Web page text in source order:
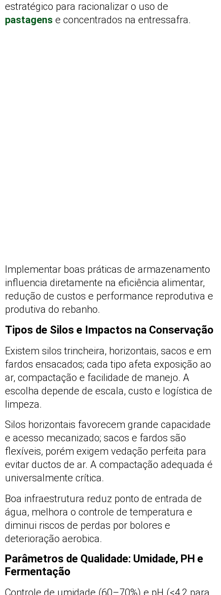
estratégico para racionalizar o uso de
pastagens e concentrados na entressafra.
Implementar boas práticas de armazenamento
influencia diretamente na eficiência alimentar,
redução de custos e performance reprodutiva e
produtiva do rebanho.
Tipos de Silos e Impactos na Conservação
Existem silos trincheira, horizontais, sacos e em
fardos ensacados; cada tipo afeta exposição ao
ar, compactação e facilidade de manejo. A
escolha depende de escala, custo e logística de
limpeza.
Silos horizontais favorecem grande capacidade
e acesso mecanizado; sacos e fardos são
flexíveis, porém exigem vedação perfeita para
evitar ductos de ar. A compactação adequada é
universalmente crítica.
Boa infraestrutura reduz ponto de entrada de
água, melhora o controle de temperatura e
diminui riscos de perdas por bolores e
deterioração aerobica.
Parâmetros de Qualidade: Umidade, PH e
Fermentação
Controle de umidade (60–70%) e pH (<4,2 para